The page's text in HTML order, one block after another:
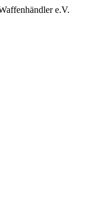
e.V.